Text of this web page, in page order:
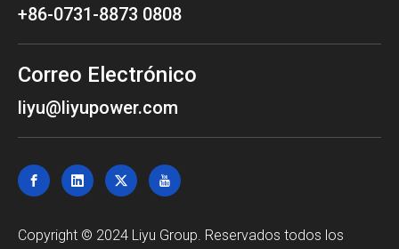
+86-0731-8873 0808
Correo Electrónico
liyu@liyupower.com
Copyright © 2024 Liyu Group. Reservados todos los